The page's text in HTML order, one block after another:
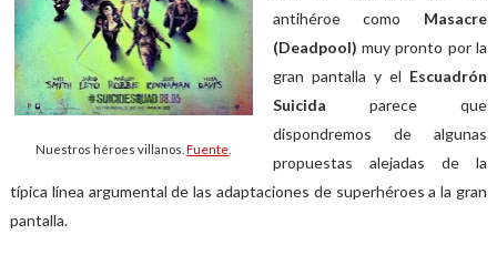
Nuestros héroes villanos.Fuente
antihéroe como Masacre
(Deadpool) muy pronto por la
gran pantalla y el Escuadrón
Suicida parece que
dispondremos de algunas
propuestas alejadas de la
típica línea argumental de las adaptaciones de superhéroes a la gran
pantalla.